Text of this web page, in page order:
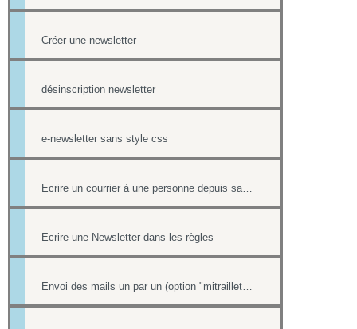
Créer une newsletter
désinscription newsletter
e-newsletter sans style css
Ecrire un courrier à une personne depuis sa fiche contact
Ecrire une Newsletter dans les règles
Envoi des mails un par un (option "mitraillette")